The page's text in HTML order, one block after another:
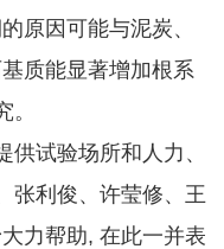
原因可能与泥炭、
质能显著增加根系
试验场所和人力、
张利俊、许莹修、王
力帮助, 在此一并表